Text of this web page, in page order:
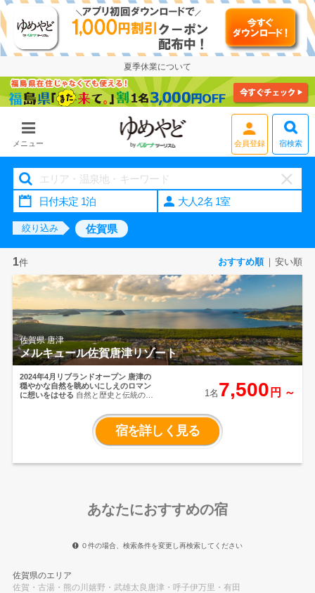
夏季休業について
メニュー 会員登録 宿検索
大人2名 1室
絞り込み 佐賀県
1件 おすすめ順 安い順
佐賀県 唐津
メルキュール佐賀唐津リゾート
2024年4月リブランドオープン唐津の
穏やかな自然を眺めいにしえのロマン
に想いをはせる 自然と歴史と伝統の町
歩約3分と好立地。人気の観光スポット
を巡り、特別な体験をお楽しみくださ
い。オールインクルーシブには夕食、
朝食、ラウンジでのドリンクやおつま
楽しみくださいませ。
1名 7,500 円 ～
宿を詳しく見る
あなたにおすすめの宿
０件の場合、検索条件を変更し再検索してください
佐賀県のエリア
佐賀・古湯・熊の川 嬉野・武雄太良 唐津・呼子伊万里・有田